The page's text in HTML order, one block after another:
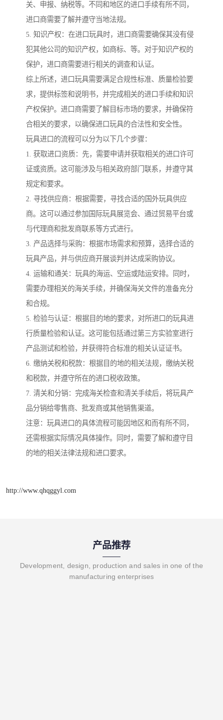
关、申报、纳税等。不同和地区的进口手续有所不同，
进口商需要了解并遵守当地法规。
5. 知识产权：在进口玩具时，进口商需要确保其没有侵
犯其他公司的知识产权，如商标、等。对于知识产权的
保护，进口商需要进行相关的调查和认证。
综上所述，进口玩具需要满足合规性标准、质量检验要
求，提供标签和说明书，并完成相关的进口手续和知识
产权保护。进口商需要了解目标市场的要求，并确保符
合相关的要求，以确保进口玩具的合法性和安全性。
玩具进口的流程可以分为以下几个步骤：
1. 获取进口资质：先，需要申请并获取相关的进口许可
证或资质。这可能涉及与相关政府部门联系，并遵守其
规定和要求。
2. 寻找供应商：根据需要，寻找合适的国外玩具供应
商。这可以通过参加国际玩具展览会、通过贸易平台或
与代理商和批发商联系等方式进行。
3. 产品选择与采购：根据市场需求和预算，选择合适的
玩具产品，并与供应商开展谈判并达成采购协议。
4. 运输和通关：玩具的海运、空运或陆运安排。同时，
需要办理相关的海关手续，并确保海关文件的准备充分
和合规。
5. 检验与认证：根据目的地的要求，对所进口的玩具进
行质量检验和认证。这可能包括通过第三方实验室进行
产品测试和检验，并获得符合标准的相关认证证书。
6. 缴纳关税和税款：根据目的地的相关法规，缴纳关税
和税款，并遵守所在的进口税收政策。
7. 清关和分销：完成海关检查和清关手续后，将玩具产
品分销给零售商、批发商或其他销售渠道。
注意：玩具进口的具体流程可能因地区和而有所不同，
还需根据实际情况具体操作。同时，需要了解和遵守目
的地的相关法律法规和进口要求。
http://www.qhqggyl.com
产品推荐
Development, design, production and sales in one of the
manufacturing enterprises